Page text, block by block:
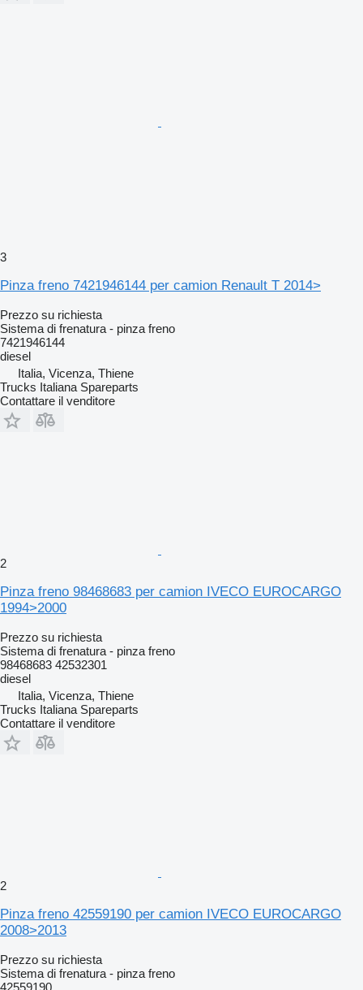
3
Pinza freno 7421946144 per camion Renault T 2014>
Prezzo su richiesta
Sistema di frenatura - pinza freno
7421946144
diesel
Italia, Vicenza, Thiene
Trucks Italiana Spareparts
Contattare il venditore
2
Pinza freno 98468683 per camion IVECO EUROCARGO
1994>2000
Prezzo su richiesta
Sistema di frenatura - pinza freno
98468683 42532301
diesel
Italia, Vicenza, Thiene
Trucks Italiana Spareparts
Contattare il venditore
2
Pinza freno 42559190 per camion IVECO EUROCARGO
2008>2013
Prezzo su richiesta
Sistema di frenatura - pinza freno
42559190